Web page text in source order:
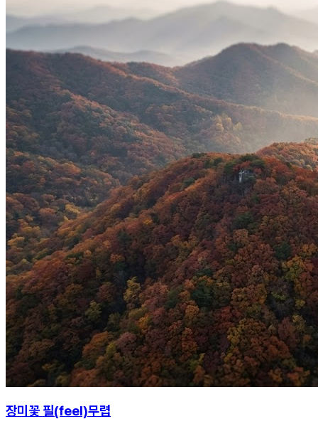
장미꽃 필(feel)무렵